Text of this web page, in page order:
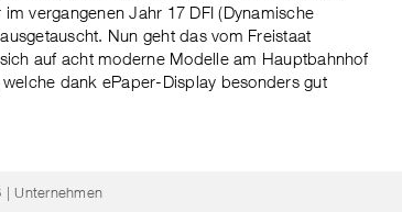
vergangenen Jahr 17 DFI (Dynamische
Nun geht das vom Freistaat
auf acht moderne Modelle am Hauptbahnhof
dank ePaper-Display besonders gut
| Unternehmen